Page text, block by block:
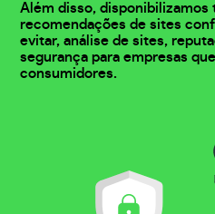
Além disso, disponibilizamos
recomendações de sites
evitar, análise de sites,
segurança para empresas
consumidores.